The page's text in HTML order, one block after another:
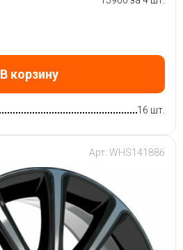
В корзину
16 шт.
Арт: WHS141886